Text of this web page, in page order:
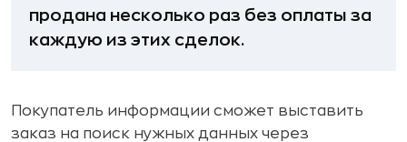
продана несколько раз без оплаты за
каждую из этих сделок.
Покупатель информации сможет выставить
заказ на поиск нужных данных через